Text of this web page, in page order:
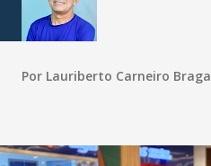
Por Lauriberto Carneiro Braga